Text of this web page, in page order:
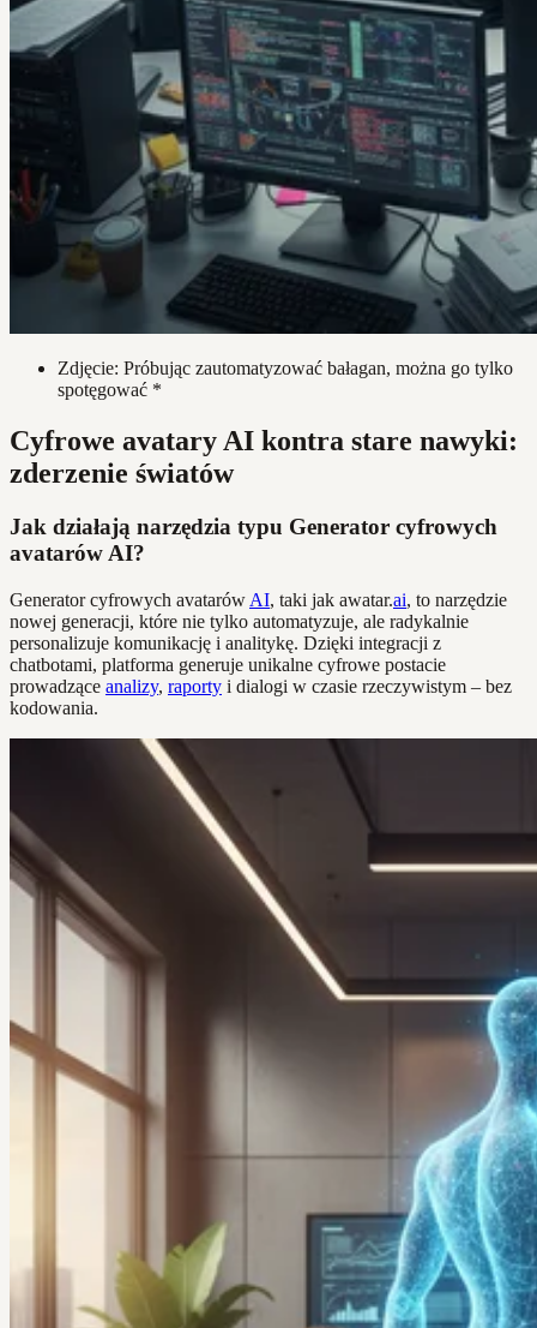
Zdjęcie: Próbując zautomatyzować bałagan, można go tylko
spotęgować *
Cyfrowe avatary AI kontra stare nawyki:
zderzenie światów
Jak działają narzędzia typu Generator cyfrowych
avatarów AI?
Generator cyfrowych avatarów AI, taki jak awatar.ai, to narzędzie
nowej generacji, które nie tylko automatyzuje, ale radykalnie
personalizuje komunikację i analitykę. Dzięki integracji z
chatbotami, platforma generuje unikalne cyfrowe postacie
prowadzące analizy, raporty i dialogi w czasie rzeczywistym – bez
kodowania.